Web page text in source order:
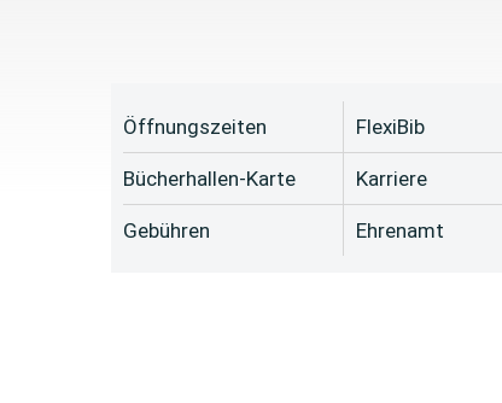
Öffnungszeiten
Bücherhallen-Karte
Gebühren
FlexiBib
Karriere
Ehrenamt